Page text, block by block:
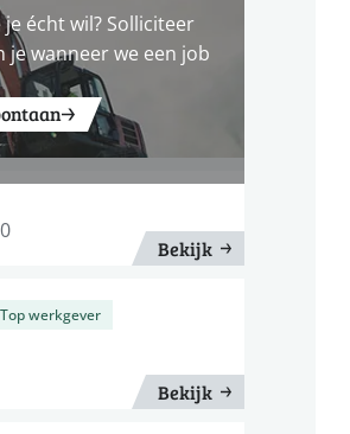
écht wil? Solliciteer
wanneer we een job
Bekijk
Top werkgever
Bekijk